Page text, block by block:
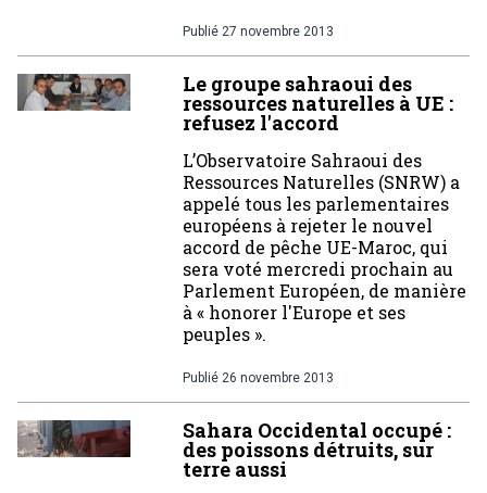
Publié 27 novembre 2013
Le groupe sahraoui des
ressources naturelles à UE :
refusez l'accord
L’Observatoire Sahraoui des
Ressources Naturelles (SNRW) a
appelé tous les parlementaires
européens à rejeter le nouvel
accord de pêche UE-Maroc, qui
sera voté mercredi prochain au
Parlement Européen, de manière
à « honorer l'Europe et ses
peuples ».
Publié 26 novembre 2013
Sahara Occidental occupé :
des poissons détruits, sur
terre aussi